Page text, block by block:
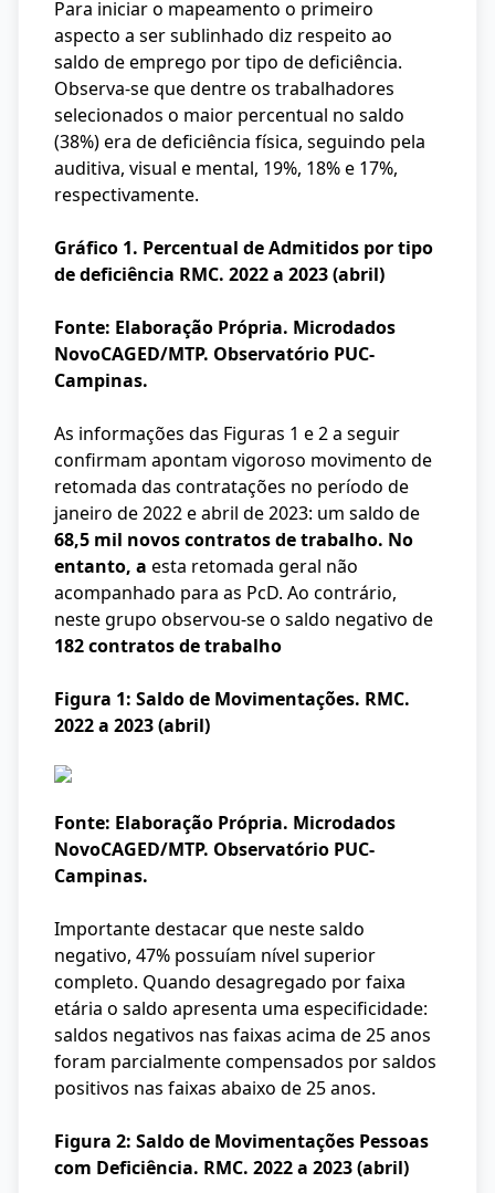
Para iniciar o mapeamento o primeiro
aspecto a ser sublinhado diz respeito ao
saldo de emprego por tipo de deficiência.
Observa-se que dentre os trabalhadores
selecionados o maior percentual no saldo
(38%) era de deficiência física, seguindo pela
auditiva, visual e mental, 19%, 18% e 17%,
respectivamente.
Gráfico 1. Percentual de Admitidos por tipo
de deficiência RMC. 2022 a 2023 (abril)
Fonte: Elaboração Própria. Microdados
NovoCAGED/MTP. Observatório PUC-
Campinas.
As informações das Figuras 1 e 2 a seguir
confirmam apontam vigoroso movimento de
retomada das contratações no período de
janeiro de 2022 e abril de 2023: um saldo de
68,5 mil novos contratos de trabalho. No
entanto, a esta retomada geral não
acompanhado para as PcD. Ao contrário,
neste grupo observou-se o saldo negativo de
182 contratos de trabalho
Figura 1: Saldo de Movimentações. RMC.
2022 a 2023 (abril)
Fonte: Elaboração Própria. Microdados
NovoCAGED/MTP. Observatório PUC-
Campinas.
Importante destacar que neste saldo
negativo, 47% possuíam nível superior
completo. Quando desagregado por faixa
etária o saldo apresenta uma especificidade:
saldos negativos nas faixas acima de 25 anos
foram parcialmente compensados por saldos
positivos nas faixas abaixo de 25 anos.
Figura 2: Saldo de Movimentações Pessoas
com Deficiência. RMC. 2022 a 2023 (abril)